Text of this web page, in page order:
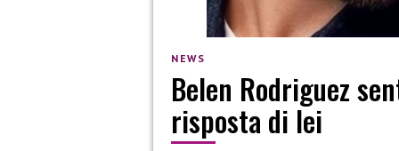
NEWS
Belen Rodriguez
risposta di lei